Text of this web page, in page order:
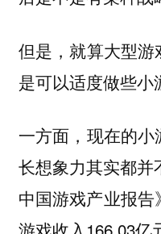
但是，就算大型
是可以适度做些小
一方面，现在的
长想象力其实都并
中国游戏产业报